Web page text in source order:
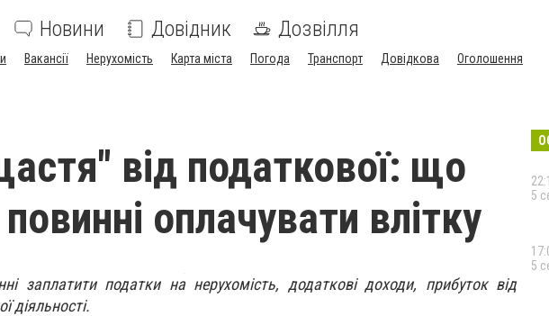
Новини Довідник Дозвілля
Вакансії Нерухомість Карта міста Погода Транспорт Довідкова Оголошення
від податкової: що
повинні оплачувати влітку
заплатити податки на нерухомість, додаткові доходи, прибуток від
діяльності.
5
5